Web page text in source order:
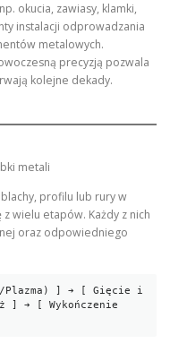
okucia, zawiasy, klamki,
instalacji odprowadzania
metalowych.
precyzją pozwala
kolejne dekady.
metali
profilu lub rury w
wielu etapów. Każdy z nich
oraz odpowiedniego
Plazma) ] ➔ [ Gięcie i
] ➔ [ Wykończenie